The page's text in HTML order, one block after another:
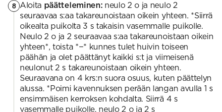
8 Aloita päätteleminen:neulo 2 o ja neulo 2
seuraavaa s:aa takareunoistaan oikein yhteen. *Siirrä
oikealta puikolta 3 s takaisin vasemmalle puikolle.
Neulo 2 o ja 2 seuraavaa s:aa takareunoistaan oikein
yhteen*, toista *−* kunnes tulet huivin toiseen
päähän ja olet päättänyt kaikki s:t ja viimeisenä
neulonut 2 s takareunoistaan oikein yhteen.
Seuraavana on 4 krs:n suora osuus, kuten päättelyn
alussa. *Poimi kavennuksen perään langan avulla 1 s
ensimmäisen kerroksen kohdalta. Siirrä 4 s
vasemmalle puikolle, neulo 2 o ja 2 s